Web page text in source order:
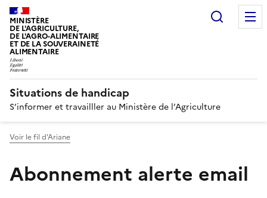
MINISTÈRE
DE L'AGRICULTURE,
DE L'AGRO-ALIMENTAIRE
ET DE LA SOUVERAINETÉ
ALIMENTAIRE
Situations de handicap
S’informer et travailller au Ministère de l’Agriculture
Voir le fil d'Ariane
Abonnement alerte email